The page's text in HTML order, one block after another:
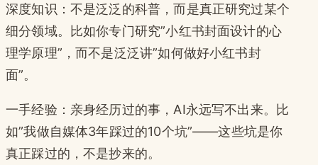
深度知识：不是泛泛的科普，而是真正研究过某个
细分领域。比如你专门研究”小红书封面设计的心
理学原理”，而不是泛泛讲”如何做好小红书封
面”。
一手经验：亲身经历过的事，AI永远写不出来。比
如”我做自媒体3年踩过的10个坑”——这些坑是你
真正踩过的，不是抄来的。